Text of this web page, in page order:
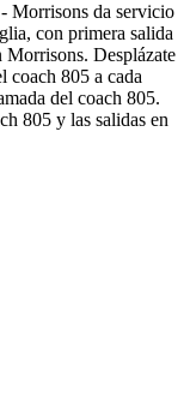
Morrisons da servicio
con primera salida
Morrisons. Desplázate
coach 805 a cada
del coach 805.
805 y las salidas en